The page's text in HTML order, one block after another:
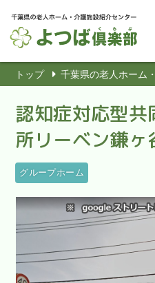
トップ 千葉県の老人ホーム
認知症対応型
所リーベン鎌ヶ
グループホーム